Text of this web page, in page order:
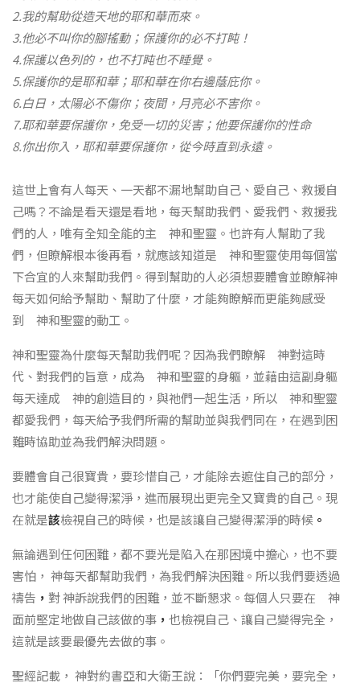
2.我的幫助從造天地的耶和華而來。
3.他必不叫你的腳搖動；保護你的必不打盹！
4.保護以色列的，也不打盹也不睡覺。
5.保護你的是耶和華；耶和華在你右邊蔭庇你。
6.白日，太陽必不傷你；夜間，月亮必不害你。
7.耶和華要保護你，免受一切的災害；他要保護你的性命
8.你出你入，耶和華要保護你，從今時直到永遠。
這世上會有人每天、一天都不漏地幫助自己、愛自己、救援自
己嗎？不論是看天還是看地，每天幫助我們、愛我們、救援我
們的人，唯有全知全能的主 神和聖靈。也許有人幫助了我
們，但瞭解根本後再看，就應該知道是 神和聖靈使用每個當
下合宜的人來幫助我們。得到幫助的人必須想要體會並瞭解神
每天如何給予幫助、幫助了什麼，才能夠瞭解而更能夠感受
到 神和聖靈的動工。
神和聖靈為什麼每天幫助我們呢？因為我們瞭解 神對這時
代、對我們的旨意，成為 神和聖靈的身軀，並藉由這副身軀
每天達成 神的創造目的，與祂們一起生活，所以 神和聖靈
都愛我們，每天給予我們所需的幫助並與我們同在，在遇到困
難時協助並為我們解決問題。
要體會自己很寶貴，要珍惜自己，才能除去遮住自己的部分，
也才能使自己變得潔淨，進而展現出更完全又寶貴的自己。現
在就是該檢視自己的時候，也是該讓自己變得潔淨的時候 。
無論遇到任何困難，都不要光是陷入在那困境中擔心，也不要
害怕， 神每天都幫助我們，為我們解決困難。所以我們要透過
禱告 ， 對 神訴說我們的困難，並不斷懇求。每個人只要在 神
面前堅定地做自己該做的事 ， 也檢視自己、讓自己變得完全，
這就是該要最優先去做的事。
聖經記載， 神對約書亞和大衛王說：「你們要完美，要完全，